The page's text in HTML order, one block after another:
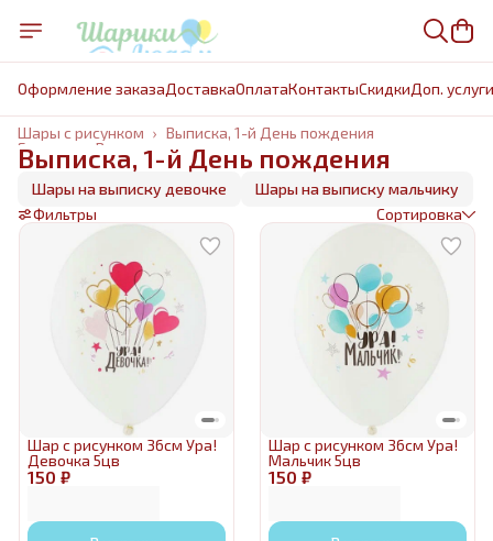
Оформление заказаДоставкаОплатаКонтактыCкидкиДоп. услуги
Выписка, 1-й День пождения
Шары с рисунком ›
Воздушные шары из латекса
Главная
Выписка, 1-й День пождения
Шары на выписку девочке
Шары на выписку мальчику
Фильтры
Сортировка
150 ₽
Шар с рисунком 36см Ура!
Девочка 5цв
150 ₽
Шар с рисунком 36см Ура!
Мальчик 5цв